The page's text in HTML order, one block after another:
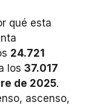
qué esta
24.721
los 37.017
de 2025.
ascenso,